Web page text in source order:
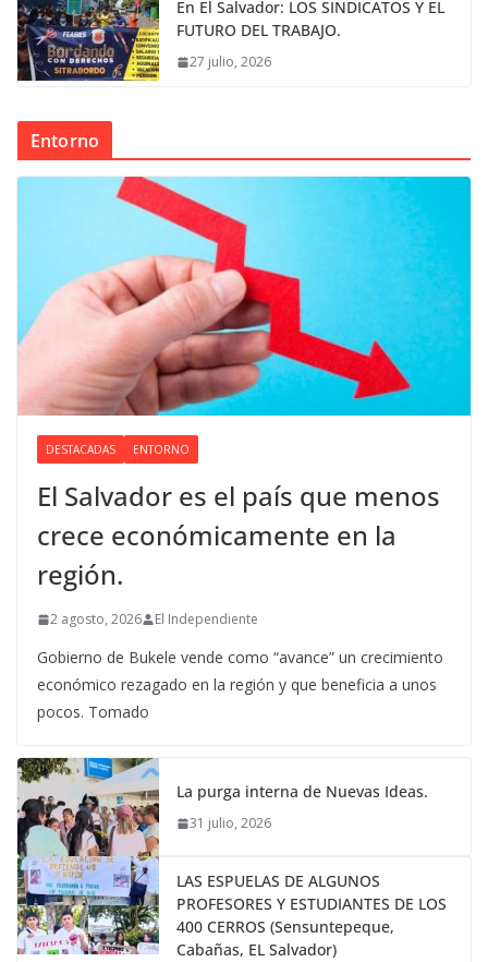
En El Salvador: LOS SINDICATOS Y EL
FUTURO DEL TRABAJO.
27 julio, 2026
Entorno
DESTACADAS ENTORNO
El Salvador es el país que menos
crece económicamente en la
región.
2 agosto, 2026 El Independiente
Gobierno de Bukele vende como “avance” un crecimiento
económico rezagado en la región y que beneficia a unos
pocos. Tomado
La purga interna de Nuevas Ideas.
31 julio, 2026
LAS ESPUELAS DE ALGUNOS
PROFESORES Y ESTUDIANTES DE LOS
400 CERROS (Sensuntepeque,
Cabañas, EL Salvador)